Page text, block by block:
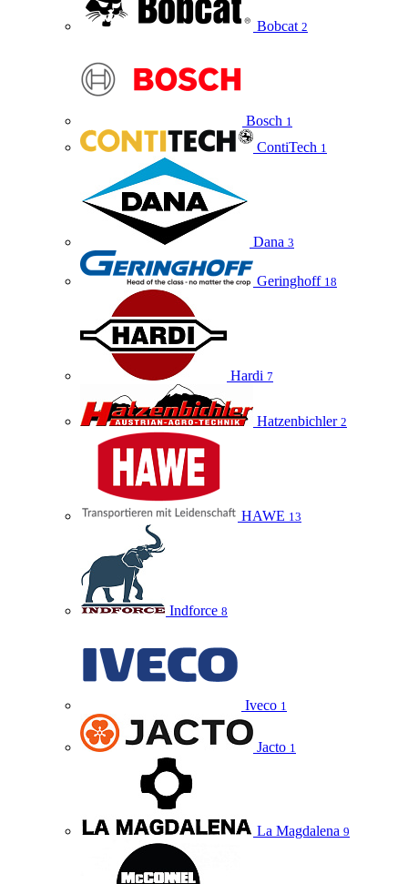
Bobcat 2
Bosch 1
ContiTech 1
Dana 3
Geringhoff 18
Hardi 7
Hatzenbichler 2
HAWE 13
Indforce 8
Iveco 1
Jacto 1
La Magdalena 9